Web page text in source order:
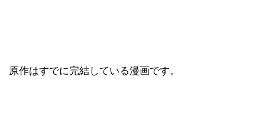
原作はすでに完結している漫画です。